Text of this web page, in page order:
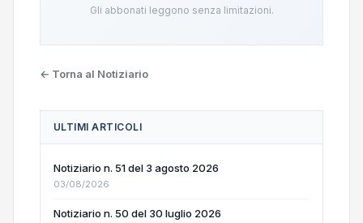
Gli abbonati leggono senza limitazioni.
← Torna al Notiziario
ULTIMI ARTICOLI
Notiziario n. 51 del 3 agosto 2026
03/08/2026
Notiziario n. 50 del 30 luglio 2026